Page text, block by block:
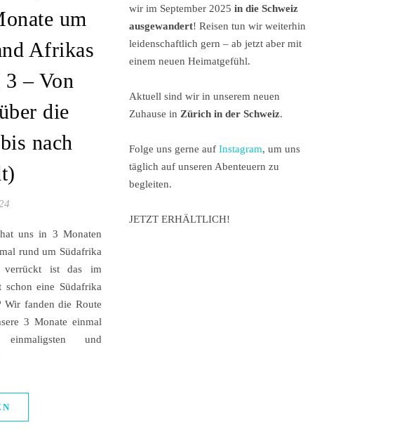
um
Afrikas
– Von
die
nach
uns in 3 Monaten
rund um Südafrika
verrückt ist das im
eine Südafrika
Wir fanden die Route
3 Monate einmal
und
wir im September 2025 in die Schweiz
ausgewandert! Reisen tun wir weiterhin
leidenschaftlich gern – ab jetzt aber mit
einem neuen Heimatgefühl.
Aktuell sind wir in unserem neuen
Zuhause in Zürich in der Schweiz.
Folge uns gerne auf Instagram, um uns
täglich auf unseren Abenteuern zu
begleiten.
JETZT ERHÄLTLICH!